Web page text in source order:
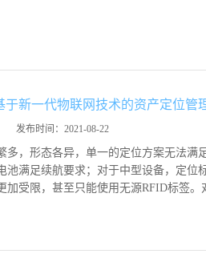
于新一代物联网技术的资产定位管
发布时间： 2021-08-22
多，形态各异，单一的定位方案无法
池满足续航要求；对于中型设备，定
加受限，甚至只能使用无源RFID标